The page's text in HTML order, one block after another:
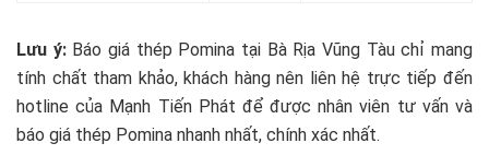
Lưu ý: Báo giá thép Pomina tại Bà Rịa Vũng Tàu chỉ mang
tính chất tham khảo, khách hàng nên liên hệ trực tiếp đến
hotline của Mạnh Tiến Phát để được nhân viên tư vấn và
báo giá thép Pomina nhanh nhất, chính xác nhất.